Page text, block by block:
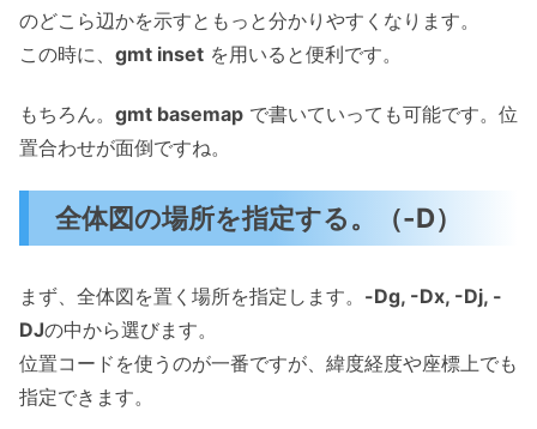
のどこら辺かを示すともっと分かりやすくなります。
この時に、 gmt inset を用いると便利です。
もちろん。 gmt basemap で書いていっても可能です。位
置合わせが面倒ですね。
全体図の場所を指定する。（-D）
まず、全体図を置く場所を指定します。 -Dg, -Dx, -Dj, -
DJの中から選びます。
位置コードを使うのが一番ですが、緯度経度や座標上でも
指定できます。